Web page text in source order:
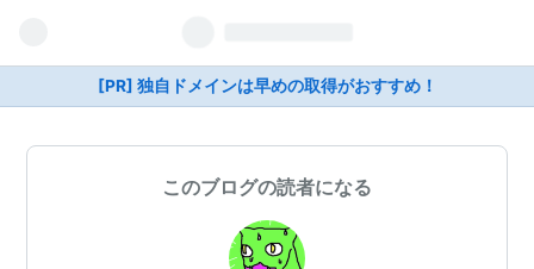
[PR] 独自ドメインは早めの取得がおすすめ！
このブログの読者になる